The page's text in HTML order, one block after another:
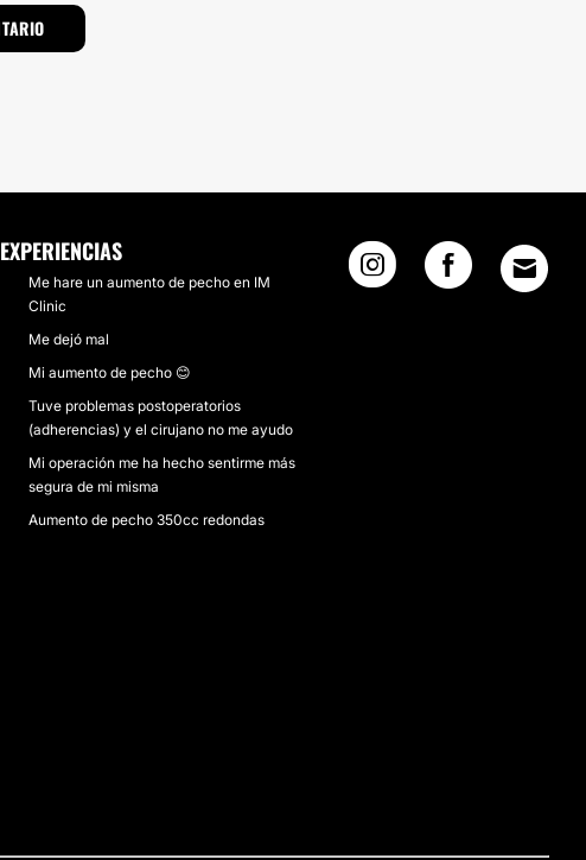
EXPERIENCIAS
Me hare un aumento de pecho en IM
Clinic
Me dejó mal
Mi aumento de pecho 😊
Tuve problemas postoperatorios
(adherencias) y el cirujano no me ayudo
Mi operación me ha hecho sentirme más
segura de mi misma
Aumento de pecho 350cc redondas